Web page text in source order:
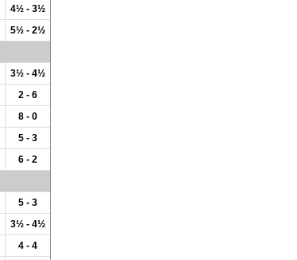
4½ - 3½
5½ - 2½
3½ - 4½
2 - 6
8 - 0
5 - 3
6 - 2
5 - 3
3½ - 4½
4 - 4